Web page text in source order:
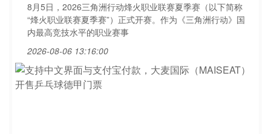
8月5日，2026三角洲行动烽火职业联赛夏季赛（以下简称
“烽火职业联赛夏季赛”）正式开赛。作为《三角洲行动》国
内最高竞技水平的职业赛事
2026-08-06 13:16:00